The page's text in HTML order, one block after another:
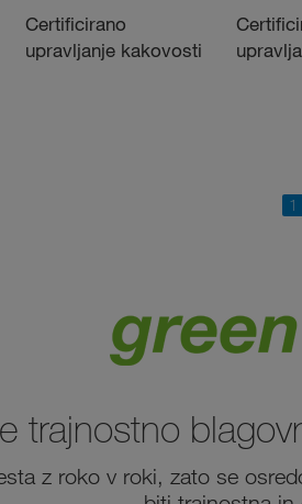
Certificirano
upravljanje kakovosti
trajnostno
z roko v roki, zato se